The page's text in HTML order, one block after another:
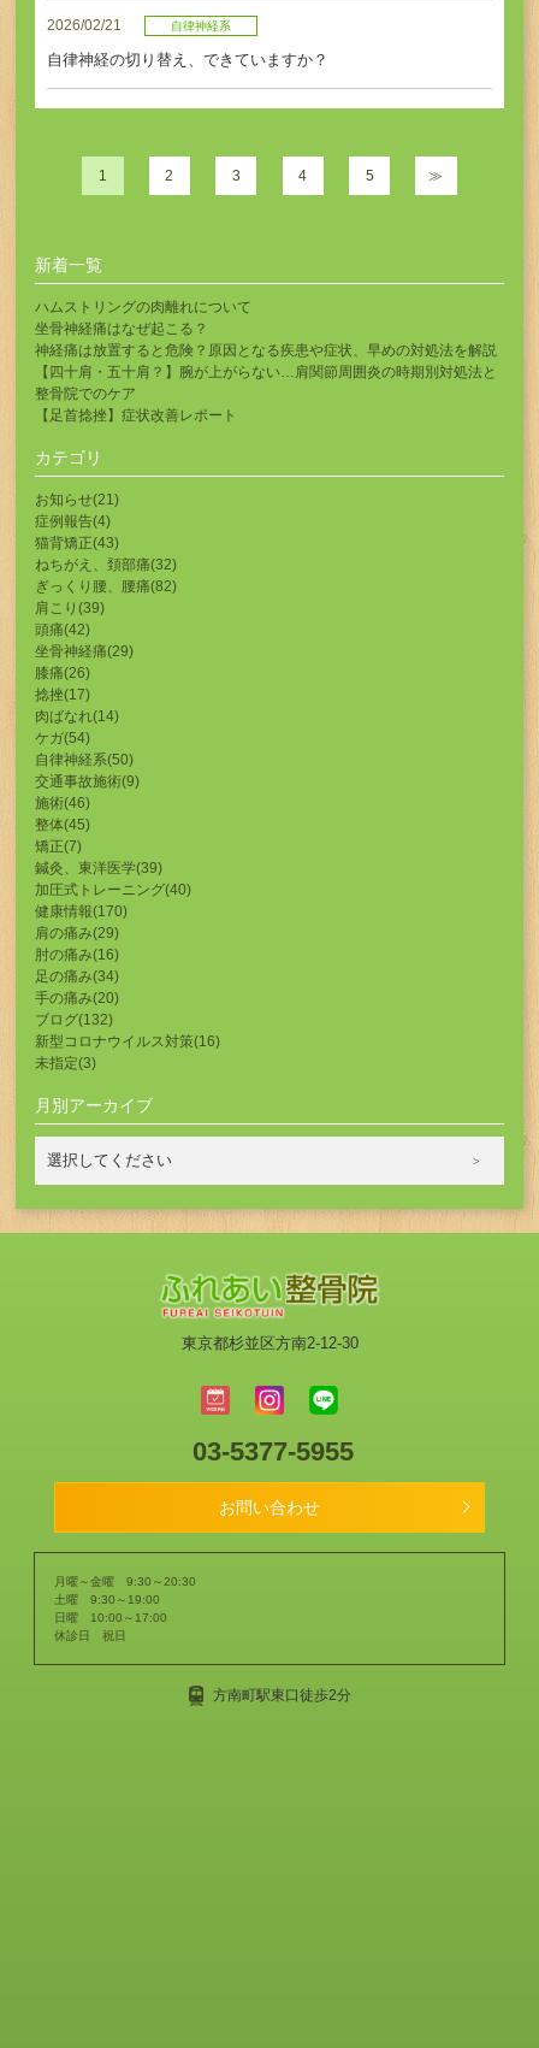
2026/02/21 自律神経系
自律神経の切り替え、できていますか？
1 2 3 4 5 ≫
新着一覧
ハムストリングの肉離れについて
坐骨神経痛はなぜ起こる？
神経痛は放置すると危険？原因となる疾患や症状、早めの対処法を解説
【四十肩・五十肩？】腕が上がらない…肩関節周囲炎の時期別対処法と
整骨院でのケア
【足首捻挫】症状改善レポート
カテゴリ
お知らせ(21)
症例報告(4)
猫背矯正(43)
ねちがえ、頚部痛(32)
ぎっくり腰、腰痛(82)
肩こり(39)
頭痛(42)
坐骨神経痛(29)
膝痛(26)
捻挫(17)
肉ばなれ(14)
ケガ(54)
自律神経系(50)
交通事故施術(9)
施術(46)
整体(45)
矯正(7)
鍼灸、東洋医学(39)
加圧式トレーニング(40)
健康情報(170)
肩の痛み(29)
肘の痛み(16)
足の痛み(34)
手の痛み(20)
ブログ(132)
新型コロナウイルス対策(16)
未指定(3)
月別アーカイブ
東京都杉並区方南2-12-30
03-5377-5955
お問い合わせ
月曜～金曜 9:30～20:30
土曜 9:30～19:00
日曜 10:00～17:00
休診日 祝日
方南町駅東口徒歩2分